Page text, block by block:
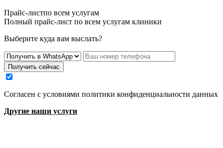
Прайс-листпо всем услугам
Полный прайс-лист по всем услугам клиники
Выберите куда вам выслать?
Получить сейчас
Cогласен с условиями политики конфиденциальности данных
Другие наши услуги